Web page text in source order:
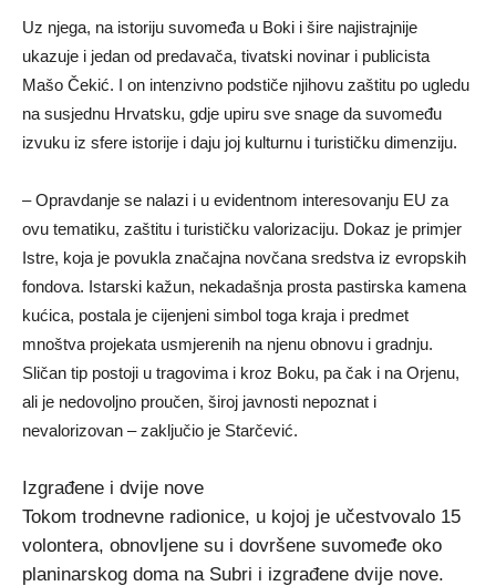
Uz njega, na istoriju suvomeđa u Boki i šire najistrajnije
ukazuje i jedan od predavača, tivatski novinar i publicista
Mašo Čekić. I on intenzivno podstiče njihovu zaštitu po ugledu
na susjednu Hrvatsku, gdje upiru sve snage da suvomeđu
izvuku iz sfere istorije i daju joj kulturnu i turističku dimenziju.
– Opravdanje se nalazi i u evidentnom interesovanju EU za
ovu tematiku, zaštitu i turističku valorizaciju. Dokaz je primjer
Istre, koja je povukla značajna novčana sredstva iz evropskih
fondova. Istarski kažun, nekadašnja prosta pastirska kamena
kućica, postala je cijenjeni simbol toga kraja i predmet
mnoštva projekata usmjerenih na njenu obnovu i gradnju.
Sličan tip postoji u tragovima i kroz Boku, pa čak i na Orjenu,
ali je nedovoljno proučen, široj javnosti nepoznat i
nevalorizovan – zaključio je Starčević.
Izgrađene i dvije nove
Tokom trodnevne radionice, u kojoj je učestvovalo 15
volontera, obnovljene su i dovršene suvomeđe oko
planinarskog doma na Subri i izgrađene dvije nove.